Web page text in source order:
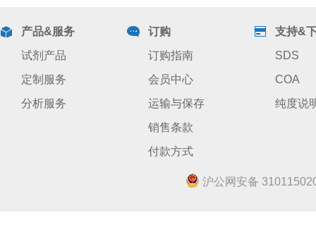
产品&服务
试剂产品
定制服务
分析服务
订购
订购指南
会员中心
运输与保存
销售条款
付款方式
支持&
SDS
COA
纯度说
沪公网安备